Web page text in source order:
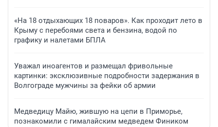
«На 18 отдыхающих 18 поваров». Как проходит лето в
Крыму с перебоями света и бензина, водой по
графику и налетами БПЛА
Уважал иноагентов и размещал фривольные
картинки: эксклюзивные подробности задержания в
Волгограде мужчины за фейки об армии
Медведицу Майю, жившую на цепи в Приморье,
познакомили с гималайским медведем Фиником